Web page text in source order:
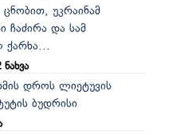
უკრაინამ
ჩაძირა და სამ
ქარხა...
ნახვა
დროს ლიეტუვის
ბუდრისი